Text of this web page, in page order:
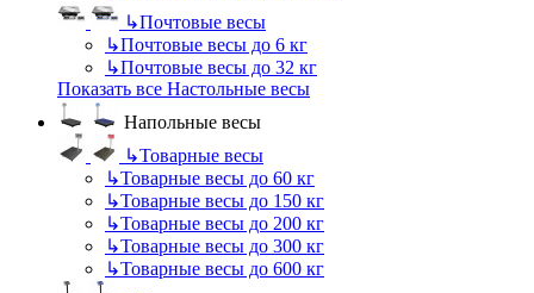
↳Почтовые весы
↳Почтовые весы до 6 кг
↳Почтовые весы до 32 кг
Показать все Настольные весы
Напольные весы
↳Товарные весы
↳Товарные весы до 60 кг
↳Товарные весы до 150 кг
↳Товарные весы до 200 кг
↳Товарные весы до 300 кг
↳Товарные весы до 600 кг